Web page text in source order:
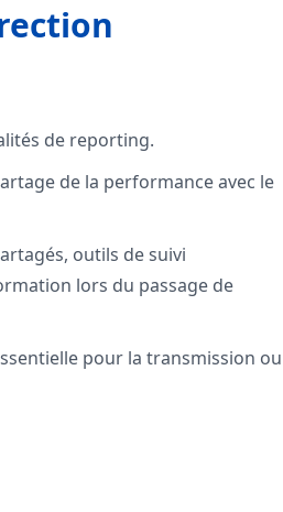
de reporting.
de la performance avec le
outils de suivi
lors du passage de
pour la transmission ou